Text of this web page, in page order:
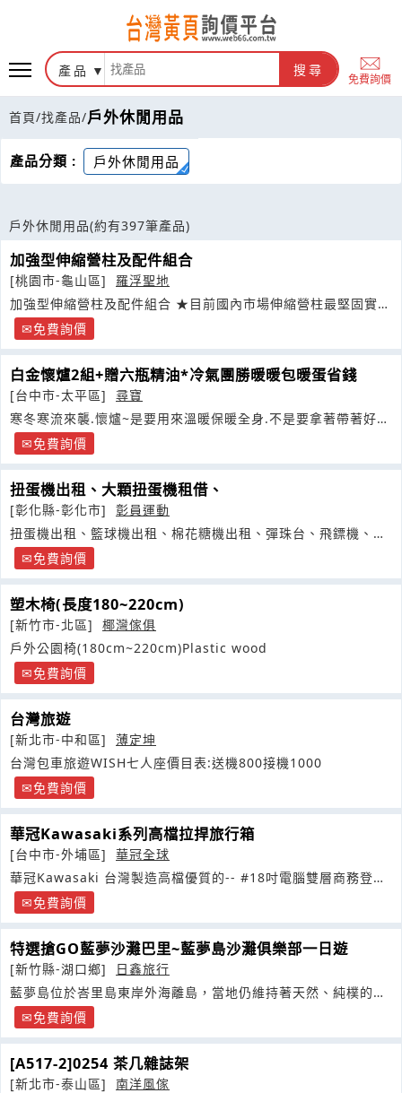
產品 搜尋
免費詢價
首頁/找產品/戶外休閒用品
產品分類 : 戶外休閒用品
戶外休閒用品(約有397筆產品)
加強型伸縮營柱及配件組合
[桃園市-龜山區]
羅浮聖地
加強型伸縮營柱及配件組合 ★目前國內市場伸縮營柱最堅固實用
的一款免費詢價
白金懷爐2組+贈六瓶精油*冷氣團勝暖暖包暖蛋省錢
[台中市-太平區]
尋寶
寒冬寒流來襲.懷爐~是要用來溫暖保暖全身.不是要拿著帶著好看
的裝飾品
免費詢價
扭蛋機出租、大顆扭蛋機租借、
[彰化縣-彰化市]
彰員運動
扭蛋機出租、籃球機出租、棉花糖機出租、彈珠台、飛鏢機、爆
米花機免費詢價
塑木椅(長度180~220cm)
[新竹市-北區]
椰灣傢俱
戶外公園椅(180cm~220cm)Plastic wood
免費詢價
台灣旅遊
[新北市-中和區]
薄定坤
台灣包車旅遊WISH七人座價目表:送機800接機1000
免費詢價
華冠Kawasaki系列高檔拉捍旅行箱
[台中市-外埔區]
華冠全球
華冠Kawasaki 台灣製造高檔優質的-- #18吋電腦雙層商務登機
拉桿箱免費詢價
特選搶GO藍夢沙灘巴里~藍夢島沙灘俱樂部一日遊
[新竹縣-湖口鄉]
日鑫旅行
藍夢島位於峇里島東岸外海離島，當地仍維持著天然、純樸的自
然景觀免費詢價
[A517-2]0254 茶几雜誌架
[新北市-泰山區]
南洋風傢